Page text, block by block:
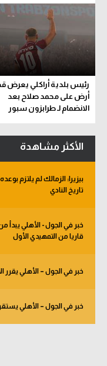
رئيس بلدية أراكلي يعرض
أرض على محمد صلاح بعد
الانضمام لـ طرابزون سبور
الأكثر مشاهدة
بيزيرا: الزمالك لم يلتزم
تاريخ النادي
قاريا من التمهيدي الأول
خبر في الجول – الأهلي يقرر
خبر في الجول – الأهلي